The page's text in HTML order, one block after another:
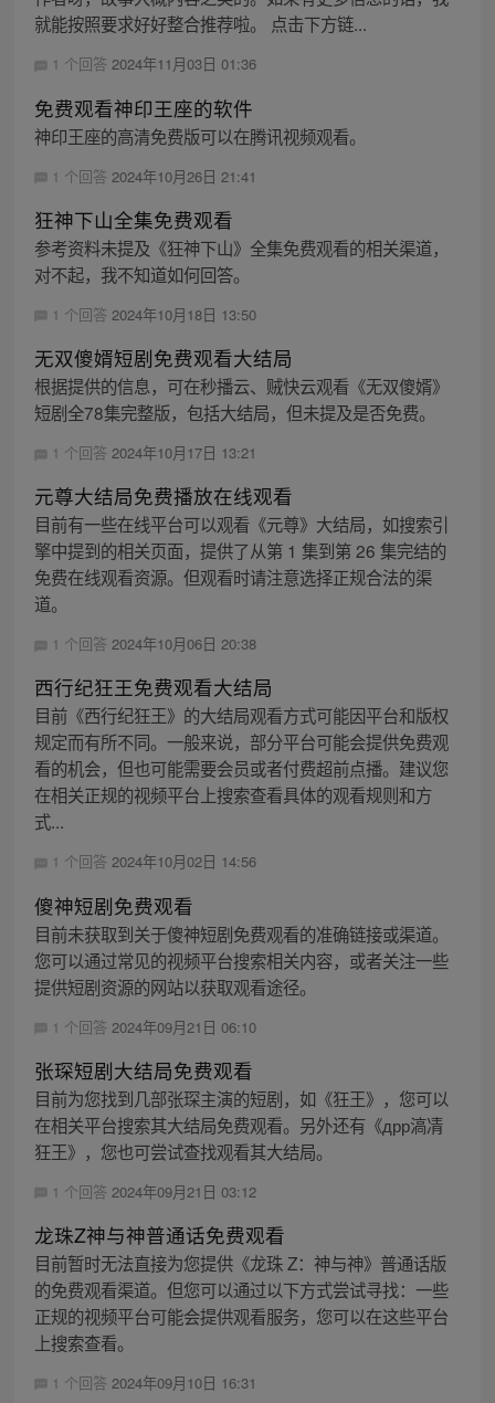
就能按照要求好好整合推荐啦。 点击下方链...
1 个回答 2024年11月03日 01:36
免费观看神印王座的软件
神印王座的高清免费版可以在腾讯视频观看。
1 个回答 2024年10月26日 21:41
狂神下山全集免费观看
参考资料未提及《狂神下山》全集免费观看的相关渠道，
对不起，我不知道如何回答。
1 个回答 2024年10月18日 13:50
无双傻婿短剧免费观看大结局
根据提供的信息，可在秒播云、贼快云观看《无双傻婿》
短剧全78集完整版，包括大结局，但未提及是否免费。
1 个回答 2024年10月17日 13:21
元尊大结局免费播放在线观看
目前有一些在线平台可以观看《元尊》大结局，如搜索引
擎中提到的相关页面，提供了从第 1 集到第 26 集完结的
免费在线观看资源。但观看时请注意选择正规合法的渠
道。
1 个回答 2024年10月06日 20:38
西行纪狂王免费观看大结局
目前《西行纪狂王》的大结局观看方式可能因平台和版权
规定而有所不同。一般来说，部分平台可能会提供免费观
看的机会，但也可能需要会员或者付费超前点播。建议您
在相关正规的视频平台上搜索查看具体的观看规则和方
式...
1 个回答 2024年10月02日 14:56
傻神短剧免费观看
目前未获取到关于傻神短剧免费观看的准确链接或渠道。
您可以通过常见的视频平台搜索相关内容，或者关注一些
提供短剧资源的网站以获取观看途径。
1 个回答 2024年09月21日 06:10
张琛短剧大结局免费观看
目前为您找到几部张琛主演的短剧，如《狂王》，您可以
在相关平台搜索其大结局免费观看。另外还有《дрр滈凊
狂王》，您也可尝试查找观看其大结局。
1 个回答 2024年09月21日 03:12
龙珠Z神与神普通话免费观看
目前暂时无法直接为您提供《龙珠 Z：神与神》普通话版
的免费观看渠道。但您可以通过以下方式尝试寻找：一些
正规的视频平台可能会提供观看服务，您可以在这些平台
上搜索查看。
1 个回答 2024年09月10日 16:31